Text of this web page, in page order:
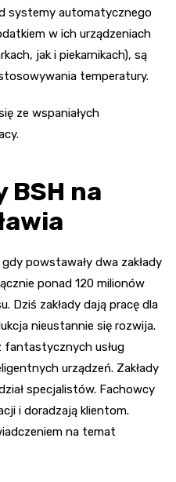
systemy automatycznego
w ich urządzeniach
jak i piekarnikach), są
temperatury.
ze wspaniałych
BSH na
powstawały dwa zakłady
ponad 120 milionów
Dziś zakłady dają pracę dla
nieustannie się rozwija.
fantastycznych usług
urządzeń. Zakłady
specjalistów. Fachowcy
i doradzają klientom.
na temat